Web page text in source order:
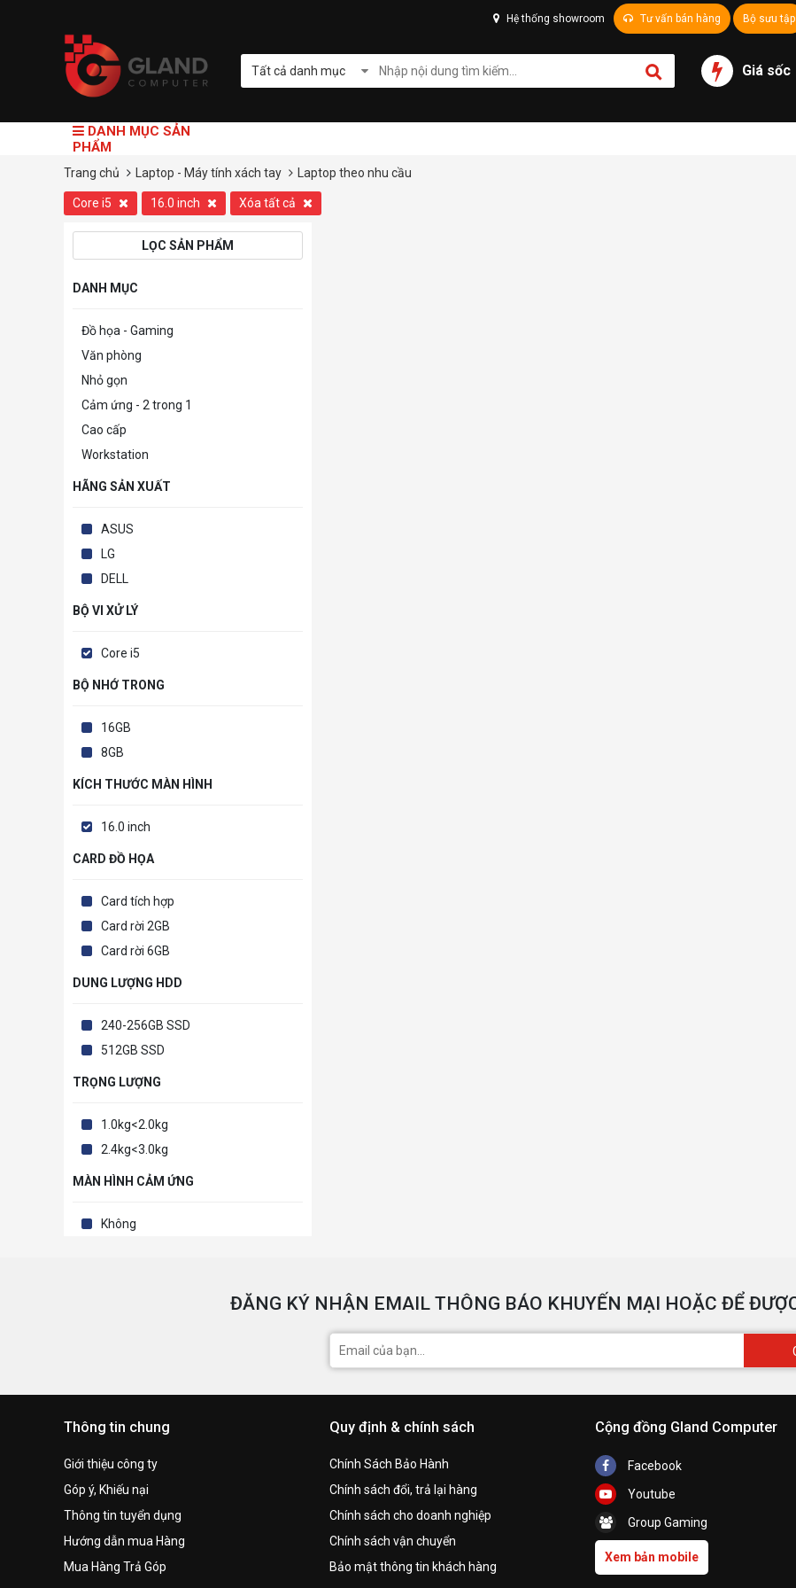
Hệ thống showroom Tư vấn bán hàng Bộ sưu tập
Tất cả danh mục Giá sốc
DANH MỤC SẢN
PHẨM
Trang chủ Laptop - Máy tính xách tay Laptop theo nhu cầu
Core i5 16.0 inch Xóa tất cả
LỌC SẢN PHẨM
DANH MỤC
Đồ họa - Gaming
Văn phòng
Nhỏ gọn
Cảm ứng - 2 trong 1
Cao cấp
Workstation
HÃNG SẢN XUẤT
ASUS
LG
DELL
BỘ VI XỬ LÝ
Core i5
BỘ NHỚ TRONG
16GB
8GB
KÍCH THƯỚC MÀN HÌNH
16.0 inch
CARD ĐỒ HỌA
Card tích hợp
Card rời 2GB
Card rời 6GB
DUNG LƯỢNG HDD
240-256GB SSD
512GB SSD
TRỌNG LƯỢNG
1.0kg<2.0kg
2.4kg<3.0kg
MÀN HÌNH CẢM ỨNG
Không
ĐĂNG KÝ NHẬN EMAIL THÔNG BÁO KHUYẾN MẠI HOẶC ĐỂ
Thông tin chung
Giới thiệu công ty
Góp ý, Khiếu nại
Thông tin tuyển dụng
Hướng dẫn mua Hàng
Mua Hàng Trả Góp
Quy định & chính sách
Chính Sách Bảo Hành
Chính sách đổi, trả lại hàng
Chính sách cho doanh nghiệp
Chính sách vận chuyển
Bảo mật thông tin khách hàng
Cộng đồng Gland Computer
Facebook
Youtube
Group Gaming
Xem bản mobile